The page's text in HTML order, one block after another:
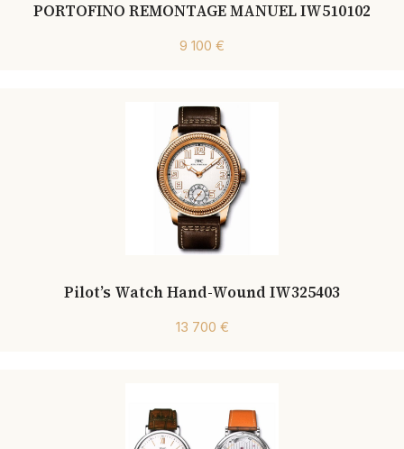
PORTOFINO REMONTAGE MANUEL IW510102
9 100 €
Pilot’s Watch Hand-Wound IW325403
13 700 €